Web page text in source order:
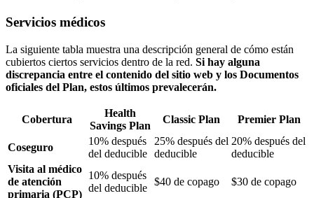
Servicios médicos
La siguiente tabla muestra una descripción general de cómo están
cubiertos ciertos servicios dentro de la red. Si hay alguna
discrepancia entre el contenido del sitio web y los Documentos
oficiales del Plan, estos últimos prevalecerán.
Cobertura
Health
Savings Plan
Classic Plan Premier Plan
Coseguro
10% después
del deducible
25% después del
deducible
20% después del
deducible
Visita al médico
de atención
primaria (PCP)
10% después
del deducible
$40 de copago $30 de copago